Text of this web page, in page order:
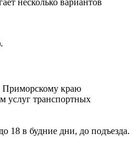
Приморскому краю
услуг транспортных
18 в будние дни, до подъезда.